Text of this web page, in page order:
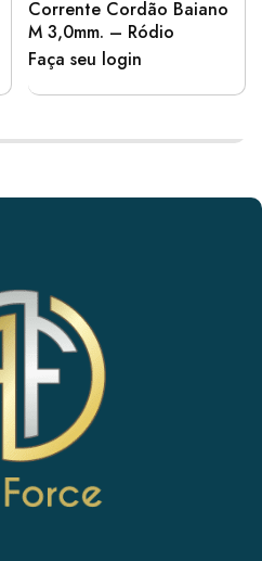
Corrente Cordão Baiano
M 3,0mm. – Ródio
Faça seu login